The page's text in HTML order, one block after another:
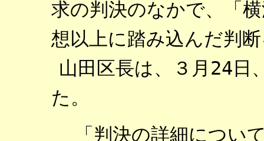
求の判決のなかで、「
想以上に踏み込んだ判
山田区長は、３月24日
た。
「判決の詳細につい